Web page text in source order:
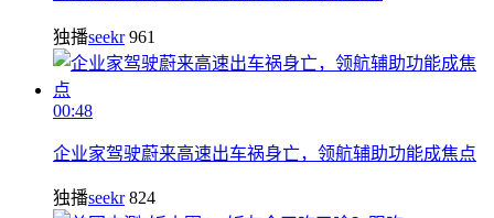
独播seekr 961
00:48
企业家驾驶蔚来高速出车祸身亡，领航辅助功能成焦点
独播seekr 824